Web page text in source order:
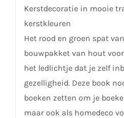
Kerstdecoratie in mooie
kerstkleuren
Het rood en groen spat
bouwpakket van hout
het ledlichtje dat je zelf
gezelligheid. Deze book
boeken zetten om je
maar ook als homedeco